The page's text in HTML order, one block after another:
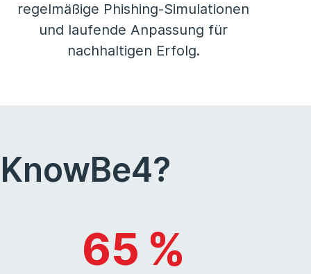
regelmäßige Phishing-Simulationen
und laufende Anpassung für
nachhaltigen Erfolg.
65 %